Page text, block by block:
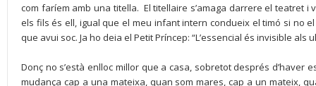
com faríem amb una titella. El titellaire s’amaga darrere el teatret i
els fils és ell, igual que el meu infant intern condueix el timó si no
que avui soc. Ja ho deia el Petit Príncep: “L’essencial és invisible als
Donç no s’està enlloc millor que a casa, sobretot després
mudança cap a una mateixa, quan som mares, cap a un mateix,